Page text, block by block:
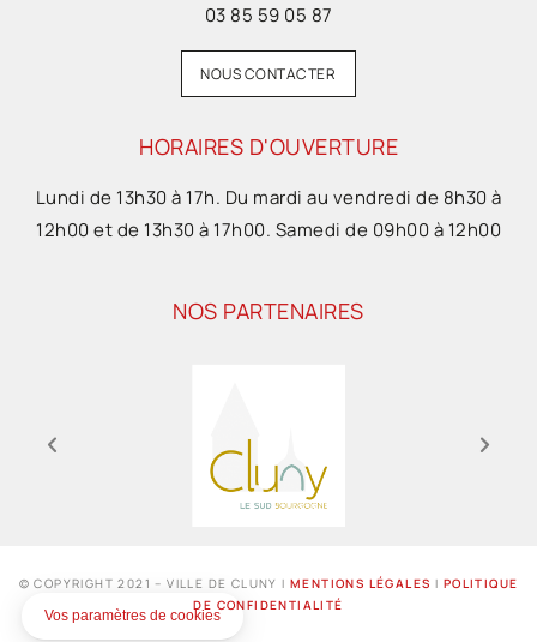
03 85 59 05 87
NOUS CONTACTER
HORAIRES D'OUVERTURE
Lundi de 13h30 à 17h. Du mardi au vendredi de 8h30 à
12h00 et de 13h30 à 17h00. Samedi de 09h00 à 12h00
NOS PARTENAIRES
© COPYRIGHT 2021 – VILLE DE CLUNY IMENTIONS LÉGALES I POLITIQUE
DE CONFIDENTIALITÉ